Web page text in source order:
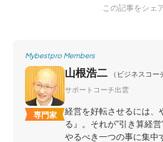
この記事をシェ
Mybestpro Members
専門家
山根浩二
（ビジネスコー
サポートコーチ出雲
経営を好転させるには、
る』。それが”引き算経
やるべき一つの事に集中